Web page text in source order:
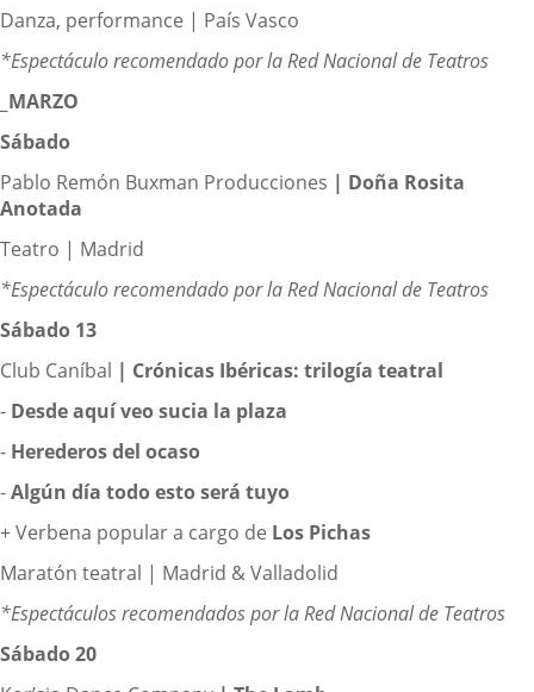
Danza, performance | País Vasco
*Espectáculo recomendado por la Red Nacional de Teatros
_MARZO
Sábado
Pablo Remón Buxman Producciones | Doña Rosita
Anotada
Teatro | Madrid
*Espectáculo recomendado por la Red Nacional de Teatros
Sábado 13
Club Caníbal | Crónicas Ibéricas: trilogía teatral
- Desde aquí veo sucia la plaza
- Herederos del ocaso
-Algún día todo esto será tuyo
+ Verbena popular a cargo de Los Pichas
Maratón teatral | Madrid & Valladolid
*Espectáculos recomendados por la Red Nacional de Teatros
Sábado 20